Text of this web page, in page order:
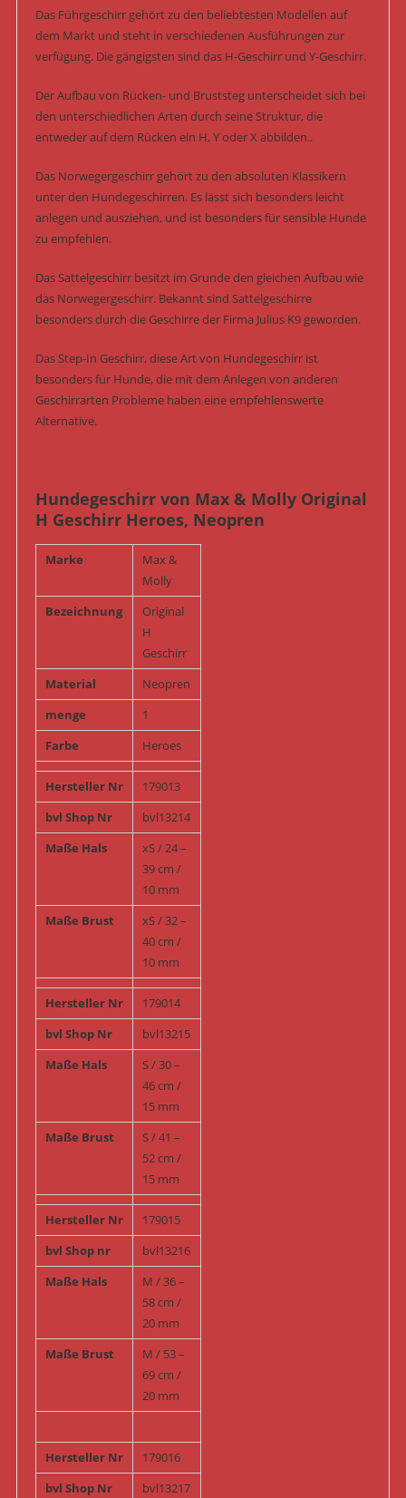
Das Führgeschirr gehört zu den beliebtesten Modellen auf
dem Markt und steht in verschiedenen Ausführungen zur
verfügung. Die gängigsten sind das H-Geschirr und Y-Geschirr.
Der Aufbau von Rücken- und Bruststeg unterscheidet sich bei
den unterschiedlichen Arten durch seine Struktur, die
entweder auf dem Rücken ein H, Y oder X abbilden..
Das Norwegergeschirr gehört zu den absoluten Klassikern
unter den Hundegeschirren. Es lässt sich besonders leicht
anlegen und ausziehen, und ist besonders für sensible Hunde
zu empfehlen.
Das Sattelgeschirr besitzt im Grunde den gleichen Aufbau wie
das Norwegergeschirr. Bekannt sind Sattelgeschirre
besonders durch die Geschirre der Firma Julius K9 geworden.
Das Step-In Geschirr, diese Art von Hundegeschirr ist
besonders für Hunde, die mit dem Anlegen von anderen
Geschirrarten Probleme haben eine empfehlenswerte
Alternative.
Hundegeschirr von Max & Molly Original
H Geschirr Heroes, Neopren
Marke
Max &
Molly
Bezeichnung
Original
H
Geschirr
Material
Neopren
menge
1
Farbe
Heroes
Hersteller Nr
179013
bvl Shop Nr
bvl13214
Maße Hals
xS / 24 –
39 cm /
10 mm
Maße Brust
xS / 32 –
40 cm /
10 mm
Hersteller Nr
179014
bvl Shop Nr
bvl13215
Maße Hals
S / 30 –
46 cm /
15 mm
Maße Brust
S / 41 –
52 cm /
15 mm
Hersteller Nr
179015
bvl Shop nr
bvl13216
Maße Hals
M / 36 –
58 cm /
20 mm
Maße Brust
M / 53 –
69 cm /
20 mm
Hersteller Nr
179016
bvl Shop Nr
bvl13217